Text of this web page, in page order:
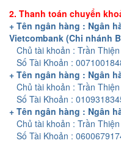
2. Thanh toán chuyển
+ Tên ngân hàng : Ngân
Vietcombank (Chi nhánh
Chủ tài khoản : Trần Thiện
Số Tài Khoản :
+ Tên ngân hàng : Ngân
Chủ tài khoản : Trần Thiện
Số Tài Khoản :
+ Tên ngân hàng : Ngân
Chủ tài khoản : Trần Thiện
Số Tài Khoản :